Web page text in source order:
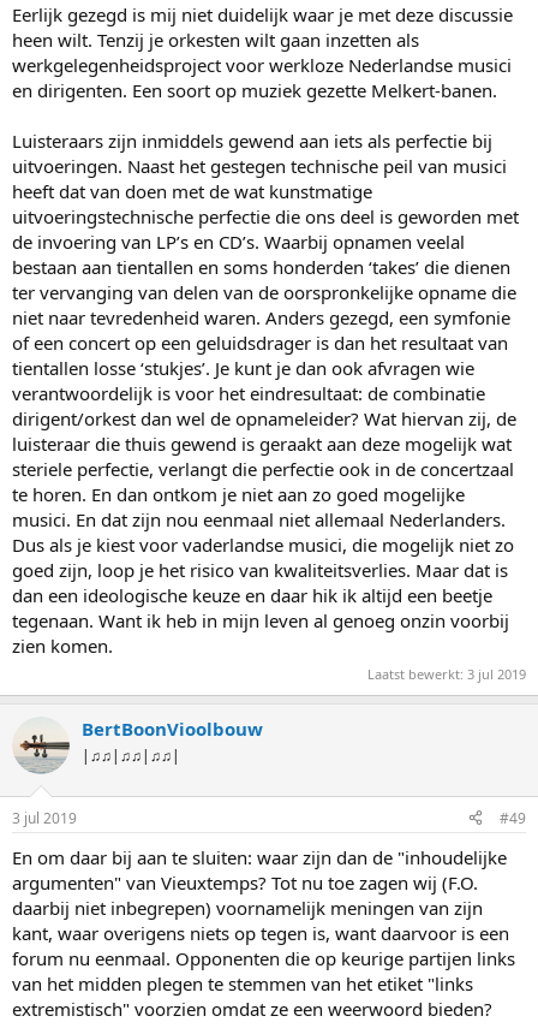
bok, die de Nederlandse taal niet machtig zijn en in het Engels
dirigeren, ook omdat er veel buitenlandse musici in het orkest
zitten, die ook de Nederlandse taal niet machtig zijn of muzikale
aanwijzingen in het Engels beter begrijpen. Waarschijnlijk heeft
Haitink daarom ook bij z'n laatste concerten bij het KCO ook in het
Engels moeten dirigeren. Je zou ook kunnen zeggen : alleen
Nederlands sprekende dirigenten en Nederlands sprekende musici
bij Nederlandse orkesten, ook al gaat het muzikale niveau daarmee
misschien niet vooruit. Ik weet nu al dat extreem linkse idealisten
als Hopf en Bert z'n eigen doppendeBoon dan boos in de pen
klimmen, onder het motto : laissez faire (ik heb zo m'n Franse
invloeden vanuit Verviers) en wij moeten ons maar aanpassen en
dus Engels gaan praten of aanhoren, want anders missen we
muzikaal internationaal de slag en wordt het KCO een verkapt brak
amateurorkestje in de internationale marge. De wereld is van
iedereen en iedereen is van de wereld, dus waarom
taaldiscriminatie?, is de redenatie. Ik voel de schuimbekkende
emoties en heilige verontwaardiging al opkomen. Nu de
inhoudelijke argumenten graag.
Eerlijk gezegd is mij niet duidelijk waar je met deze discussie
heen wilt. Tenzij je orkesten wilt gaan inzetten als
werkgelegenheidsproject voor werkloze Nederlandse musici
en dirigenten. Een soort op muziek gezette Melkert-banen.
Luisteraars zijn inmiddels gewend aan iets als perfectie bij
uitvoeringen. Naast het gestegen technische peil van musici
heeft dat van doen met de wat kunstmatige
uitvoeringstechnische perfectie die ons deel is geworden met
de invoering van LP’s en CD’s. Waarbij opnamen veelal
bestaan aan tientallen en soms honderden ‘takes’ die dienen
ter vervanging van delen van de oorspronkelijke opname die
niet naar tevredenheid waren. Anders gezegd, een symfonie
of een concert op een geluidsdrager is dan het resultaat van
tientallen losse ‘stukjes’. Je kunt je dan ook afvragen wie
verantwoordelijk is voor het eindresultaat: de combinatie
dirigent/orkest dan wel de opnameleider? Wat hiervan zij, de
luisteraar die thuis gewend is geraakt aan deze mogelijk wat
steriele perfectie, verlangt die perfectie ook in de concertzaal
te horen. En dan ontkom je niet aan zo goed mogelijke
musici. En dat zijn nou eenmaal niet allemaal Nederlanders.
Dus als je kiest voor vaderlandse musici, die mogelijk niet zo
goed zijn, loop je het risico van kwaliteitsverlies. Maar dat is
dan een ideologische keuze en daar hik ik altijd een beetje
tegenaan. Want ik heb in mijn leven al genoeg onzin voorbij
zien komen.
Laatst bewerkt: 3 jul 2019
BertBoonVioolbouw
|♫♫|♫♫|♫♫|
3 jul 2019 #49
En om daar bij aan te sluiten: waar zijn dan de "inhoudelijke
argumenten" van Vieuxtemps? Tot nu toe zagen wij (F.O.
daarbij niet inbegrepen) voornamelijk meningen van zijn
kant, waar overigens niets op tegen is, want daarvoor is een
forum nu eenmaal. Opponenten die op keurige partijen links
van het midden plegen te stemmen van het etiket "links
extremistisch" voorzien omdat ze een weerwoord bieden?